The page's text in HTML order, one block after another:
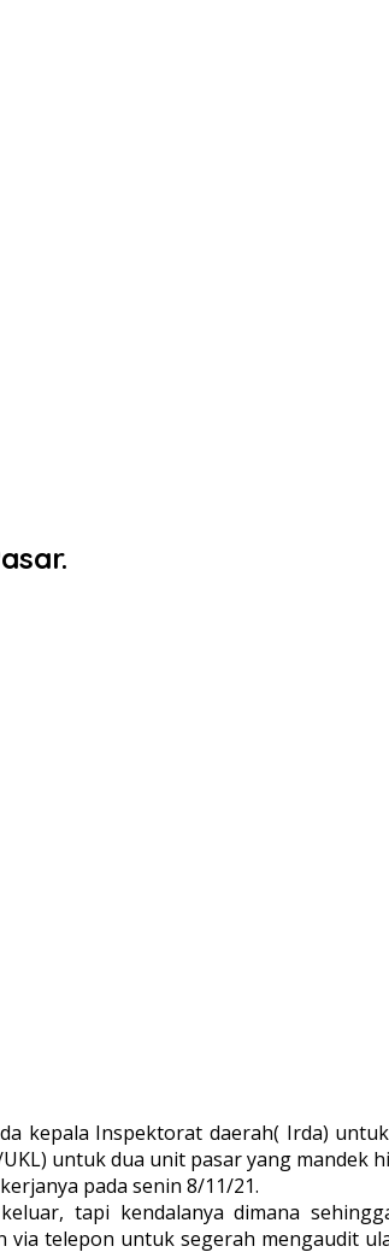
kepala Inspektorat daerah( Irda)
untuk dua unit pasar yang mandek
pada senin 8/11/21.
tapi kendalanya dimana
telepon untuk segerah mengaudit